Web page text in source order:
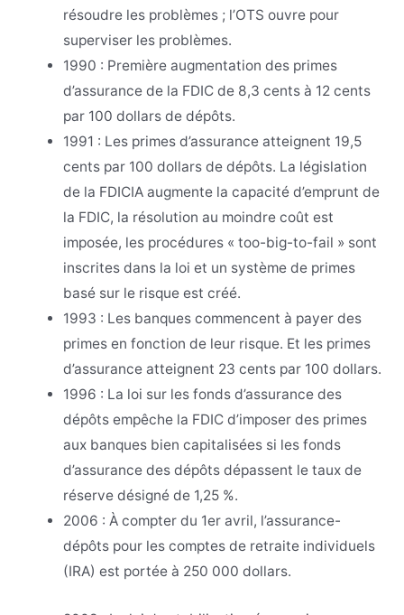
résoudre les problèmes ; l’OTS ouvre pour
superviser les problèmes.
1990 : Première augmentation des primes
d’assurance de la FDIC de 8,3 cents à 12 cents
par 100 dollars de dépôts.
1991 : Les primes d’assurance atteignent 19,5
cents par 100 dollars de dépôts. La législation
de la FDICIA augmente la capacité d’emprunt de
la FDIC, la résolution au moindre coût est
imposée, les procédures « too-big-to-fail » sont
inscrites dans la loi et un système de primes
basé sur le risque est créé.
1993 : Les banques commencent à payer des
primes en fonction de leur risque. Et les primes
d’assurance atteignent 23 cents par 100 dollars.
1996 : La loi sur les fonds d’assurance des
dépôts empêche la FDIC d’imposer des primes
aux banques bien capitalisées si les fonds
d’assurance des dépôts dépassent le taux de
réserve désigné de 1,25 %.
2006 : À compter du 1er avril, l’assurance-
dépôts pour les comptes de retraite individuels
(IRA) est portée à 250 000 dollars.